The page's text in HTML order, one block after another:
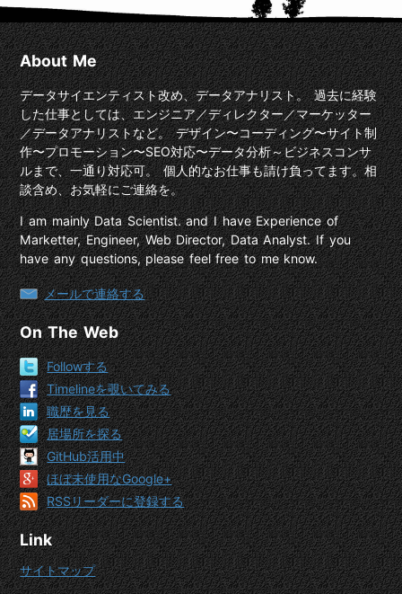
About Me
データサイエンティスト改め、データアナリスト。 過去に経験
した仕事としては、エンジニア／ディレクター／マーケッター
／データアナリストなど。 デザイン〜コーディング〜サイト制
作〜プロモーション〜SEO対応〜データ分析～ビジネスコンサ
ルまで、一通り対応可。 個人的なお仕事も請け負ってます。相
談含め、お気軽にご連絡を。
I am mainly Data Scientist. and I have Experience of
Marketter, Engineer, Web Director, Data Analyst. If you
have any questions, please feel free to me know.
メールで連絡する
On The Web
Followする
Timelineを覗いてみる
職歴を見る
居場所を探る
GitHub活用中
ほぼ未使用なGoogle+
RSSリーダーに登録する
Link
サイトマップ